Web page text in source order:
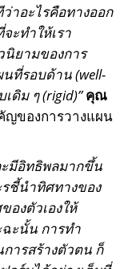
าอะไรคือทางออก
จะทำให้เรา
นิยามของการ
นที่รอบด้าน(well-
ดิม ๆ(rigid)”คุณ
ญของการวางแผน
มีอิทธิพลมากขึ้น
ชี้นำทิศทางของ
งตัวเองให้
ฉะนั้น การทำ
ารสร้างตัวตน ก็